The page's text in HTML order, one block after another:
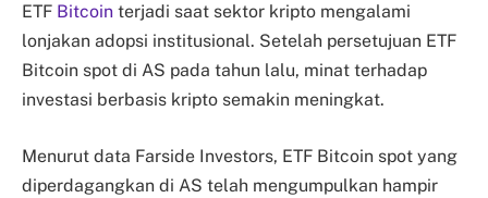
ETF Bitcoin terjadi saat sektor kripto mengalami
lonjakan adopsi institusional. Setelah persetujuan ETF
Bitcoin spot di AS pada tahun lalu, minat terhadap
investasi berbasis kripto semakin meningkat.
Menurut data Farside Investors, ETF Bitcoin spot yang
diperdagangkan di AS telah mengumpulkan hampir